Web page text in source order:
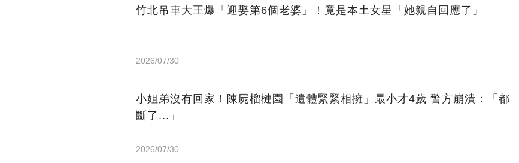
竹北吊車大王爆「迎娶第6個老婆」！竟是本土女星「她親自回應了」
2026/07/30
小姐弟沒有回家！陳屍榴槤園「遺體緊緊相擁」最小才4歲 警方崩潰：「都
斷了...」
2026/07/30